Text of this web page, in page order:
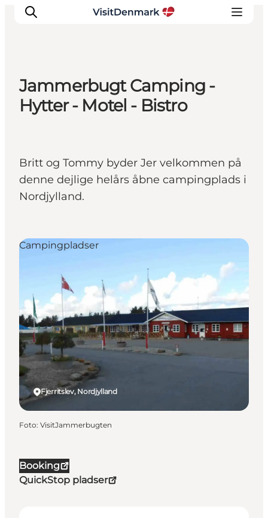
Inspiration
Destinationer
Planlæg ferien
Jammerbugt Camping -
Hytter - Motel - Bistro
Britt og Tommy byder Jer velkommen på
denne dejlige helårs åbne campingplads i
Nordjylland.
Booking
QuickStop pladser
Fjerritslev, Nordjylland
Campingpladser
Foto: VisitJammerbugten